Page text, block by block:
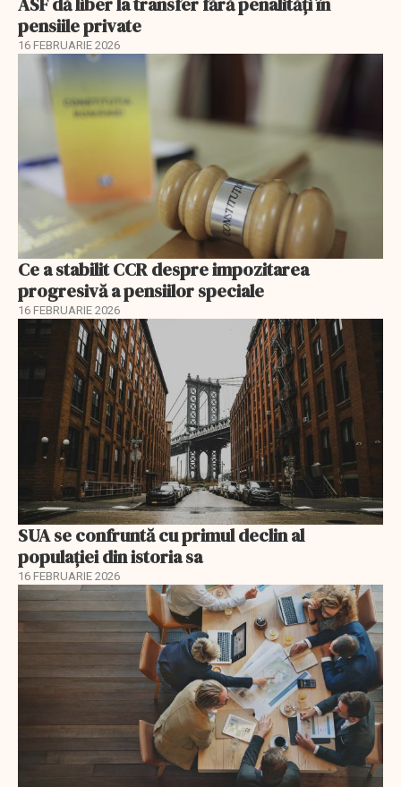
pensiile private
16 FEBRUARIE 2026
Ce a stabilit CCR despre impozitarea
progresivă a pensiilor speciale
16 FEBRUARIE 2026
SUA se confruntă cu primul declin al
populației din istoria sa
16 FEBRUARIE 2026